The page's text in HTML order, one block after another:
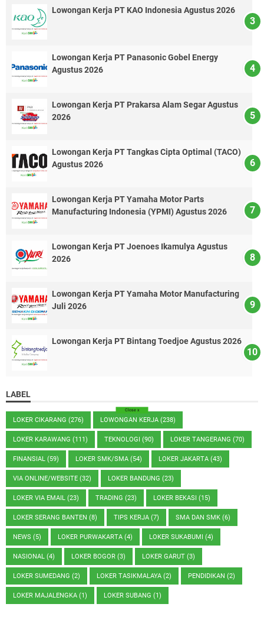
Lowongan Kerja PT KAO Indonesia Agustus 2026
Lowongan Kerja PT Panasonic Gobel Energy
Agustus 2026
Lowongan Kerja PT Prakarsa Alam Segar Agustus
2026
Lowongan Kerja PT Tangkas Cipta Optimal (TACO)
Agustus 2026
Lowongan Kerja PT Yamaha Motor Parts
Manufacturing Indonesia (YPMI) Agustus 2026
Lowongan Kerja PT Joenoes Ikamulya Agustus
2026
Lowongan Kerja PT Yamaha Motor Manufacturing
Juli 2026
Lowongan Kerja PT Bintang Toedjoe Agustus 2026
LABEL
LOKER CIKARANG (276) LOWONGAN KERJA (238)
LOKER KARAWANG (111) TEKNOLOGI (90) LOKER TANGERANG (70)
FINANSIAL (59) LOKER SMK/SMA (54) LOKER JAKARTA (43)
VIA ONLINE/WEBSITE (32) LOKER BANDUNG (23)
LOKER VIA EMAIL (23) TRADING (23) LOKER BEKASI (15)
LOKER SERANG BANTEN (8) TIPS KERJA (7) SMA DAN SMK (6)
NEWS (5) LOKER PURWAKARTA (4) LOKER SUKABUMI (4)
NASIONAL (4) LOKER BOGOR (3) LOKER GARUT (3)
LOKER SUMEDANG (2) LOKER TASIKMALAYA (2) PENDIDIKAN (2)
LOKER MAJALENGKA (1) LOKER SUBANG (1)
Close x